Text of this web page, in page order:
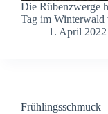
Die Rübenzwerge
Tag im Winterwald
1. April 2022
Frühlingsschmuck